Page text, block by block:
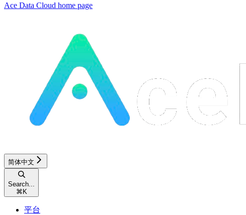
Ace Data Cloud home page
简体中文
Search...
⌘ K
平台